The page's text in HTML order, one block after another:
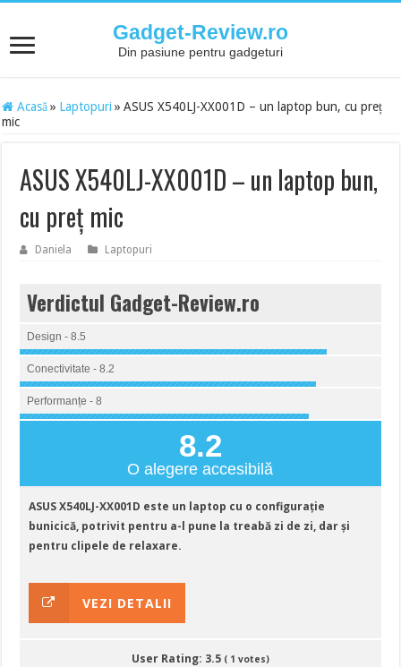
Gadget-Review.ro
Din pasiune pentru gadgeturi
Acasă » Laptopuri » ASUS X540LJ-XX001D – un laptop bun, cu preț
mic
ASUS X540LJ-XX001D – un laptop bun,
cu preț mic
Daniela Laptopuri
Verdictul Gadget-Review.ro
Design - 8.5
Conectivitate - 8.2
Performanțe - 8
8.2
O alegere accesibilă
ASUS X540LJ-XX001D este un laptop cu o configurație
bunicică, potrivit pentru a-l pune la treabă zi de zi, dar și
pentru clipele de relaxare.
VEZI DETALII
User Rating: 3.5 ( 1 votes)